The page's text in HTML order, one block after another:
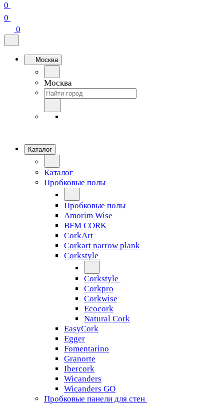
0
0
0
Москва
Москва
Каталог
Каталог
Пробковые полы
Пробковые полы
Amorim Wise
BFM CORK
CorkArt
Corkart narrow plank
Corkstyle
Corkstyle
Corkpro
Corkwise
Ecocork
Natural Cork
EasyCork
Egger
Fomentarino
Granorte
Ibercork
Wicanders
Wicanders GO
Пробковые панели для стен